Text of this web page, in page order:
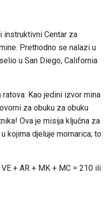
instruktivni Centar za
Prethodno se nalazi u
u San Diego, California
Kao jedini izvor mina
za obuku za obuku
Ova je misija ključna za
kojima djeluje mornarica; to
VE + AR + MK + MC = 210 ili